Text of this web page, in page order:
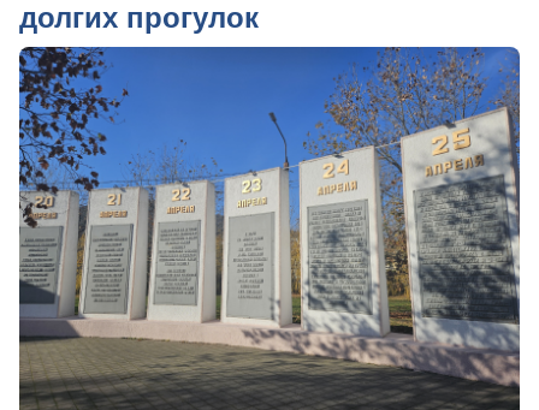
долгих прогулок